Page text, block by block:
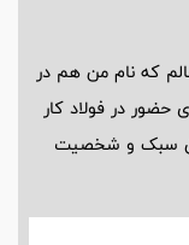
که نام من هم در
حضور در فولاد کار
سبک و شخصیت